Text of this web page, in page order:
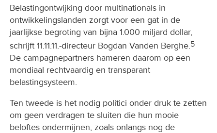
Belastingontwijking door multinationals in
ontwikkelingslanden zorgt voor een gat in de
jaarlijkse begroting van bijna 1.000 miljard dollar,
schrijft 11.11.11.-directeur Bogdan Vanden Berghe.5
De campagnepartners hameren daarom op een
mondiaal rechtvaardig en transparant
belastingsysteem.
Ten tweede is het nodig politici onder druk te zetten
om geen verdragen te sluiten die hun mooie
beloftes ondermijnen, zoals onlangs nog de